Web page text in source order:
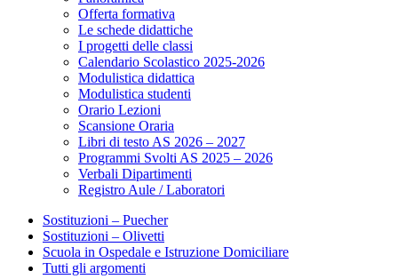
Offerta formativa
Le schede didattiche
I progetti delle classi
Calendario Scolastico 2025-2026
Modulistica didattica
Modulistica studenti
Orario Lezioni
Scansione Oraria
Libri di testo AS 2026 – 2027
Programmi Svolti AS 2025 – 2026
Verbali Dipartimenti
Registro Aule / Laboratori
Sostituzioni – Puecher
Sostituzioni – Olivetti
Scuola in Ospedale e Istruzione Domiciliare
Tutti gli argomenti